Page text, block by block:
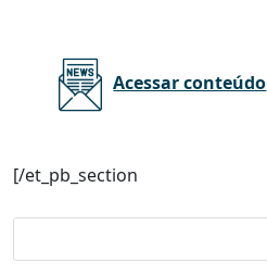
Acessar conteúdo
[/et_pb_section